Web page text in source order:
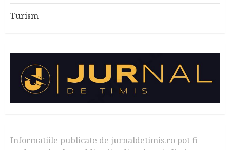
Turism
Informatiile publicate de jurnaldetimis.ro pot fi